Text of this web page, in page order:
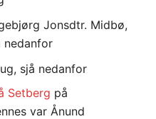
Jonsdtr. Midbø,
nedanfor
sjå nedanfor
Setberg på
var Ånund